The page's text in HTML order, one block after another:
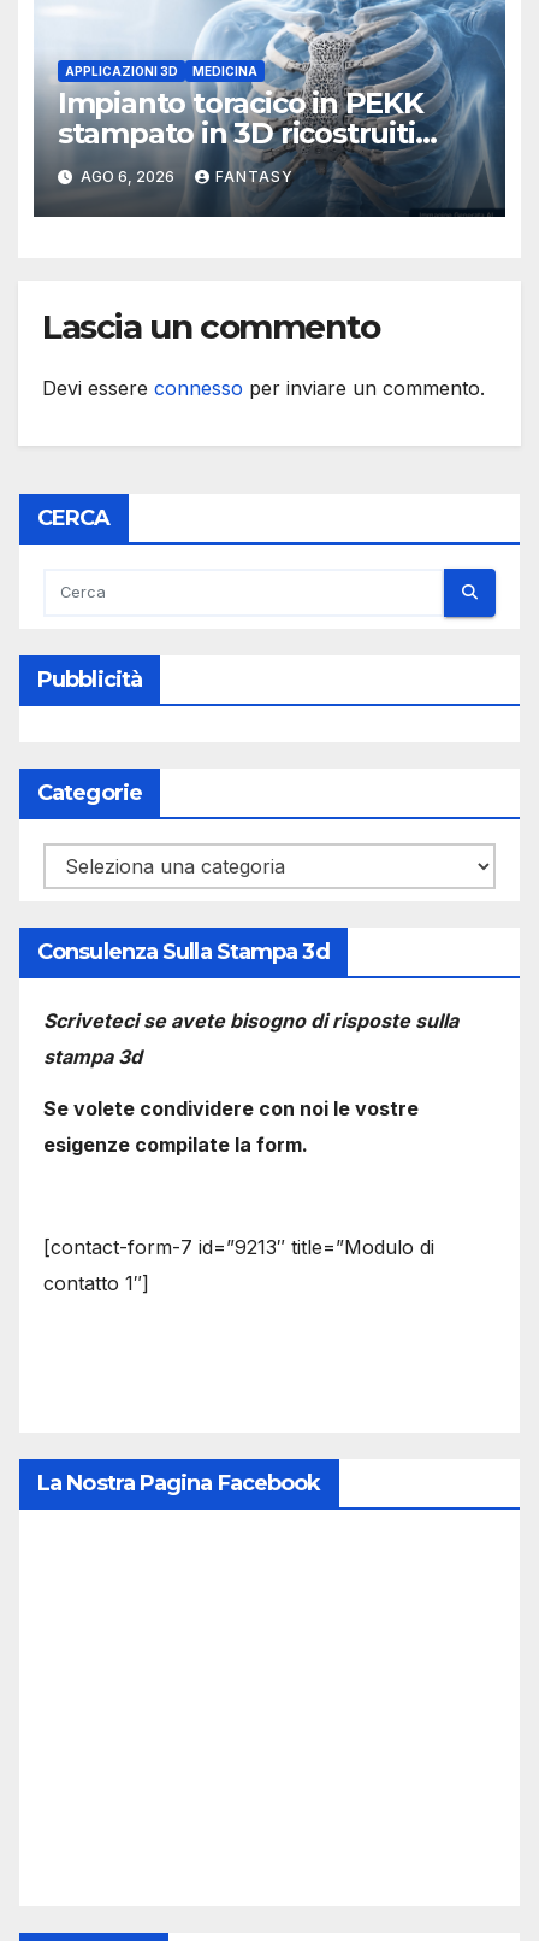
APPLICAZIONI 3D MEDICINA
Impianto toracico in PEKK
stampato in 3D ricostruiti
sterno e costole dopo un
tumore raro
AGO 6, 2026 FANTASY
Lascia un commento
Devi essere connesso per inviare un commento.
CERCA
Pubblicità
Categorie
Categorie
Consulenza Sulla Stampa 3d
Scriveteci se avete bisogno di risposte sulla
stampa 3d
Se volete condividere con noi le vostre
esigenze compilate la form.
[contact-form-7 id=”9213″ title=”Modulo di
contatto 1″]
La Nostra Pagina Facebook